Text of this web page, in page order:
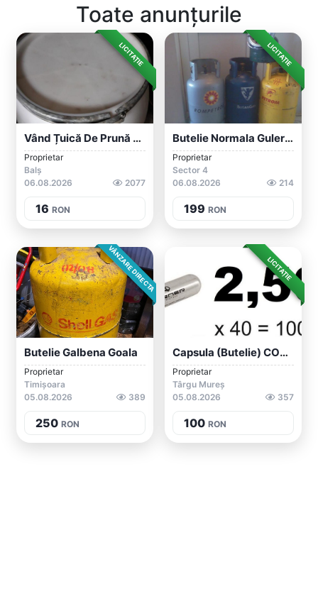
Toate anunțurile
LICITAȚIE
Vând Țuică De Prună Și Vin De Buturuga ,...
Proprietar
Balș
06.08.2026
2077
16 RON
LICITAȚIE
Butelie Normala Guler Nu
Proprietar
Sector 4
06.08.2026
214
199 RON
VÂNZARE DIRECTA
Butelie Galbena Goala
Proprietar
Timișoara
05.08.2026
389
250 RON
LICITAȚIE
Capsula (butelie) CO2 2.50 RON 40 Bucăți...
Proprietar
Târgu Mureș
05.08.2026
357
100 RON